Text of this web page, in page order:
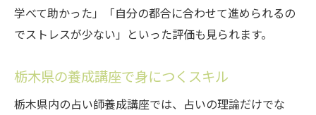
学べて助かった」「自分の都合に合わせて進められるの
でストレスが少ない」といった評価も見られます。
栃木県の養成講座で身につくスキル
栃木県内の占い師養成講座では、占いの理論だけでな